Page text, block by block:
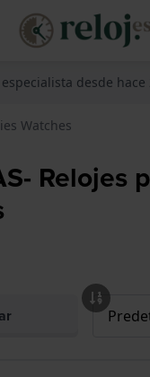
especialista desde hace
Watches
Relojes